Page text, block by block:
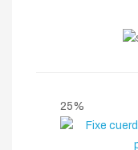
25%